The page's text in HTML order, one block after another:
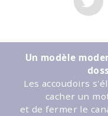
Un modèle
Les accoudoirs
cacher un
et de fermer le